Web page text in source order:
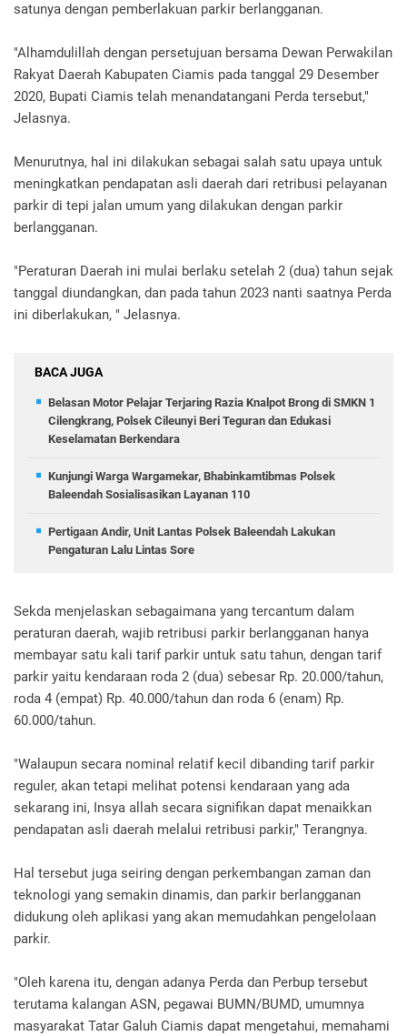
satunya dengan pemberlakuan parkir berlangganan.
"Alhamdulillah dengan persetujuan bersama Dewan Perwakilan
Rakyat Daerah Kabupaten Ciamis pada tanggal 29 Desember
2020, Bupati Ciamis telah menandatangani Perda tersebut,"
Jelasnya.
Menurutnya, hal ini dilakukan sebagai salah satu upaya untuk
meningkatkan pendapatan asli daerah dari retribusi pelayanan
parkir di tepi jalan umum yang dilakukan dengan parkir
berlangganan.
"Peraturan Daerah ini mulai berlaku setelah 2 (dua) tahun sejak
tanggal diundangkan, dan pada tahun 2023 nanti saatnya Perda
ini diberlakukan, " Jelasnya.
BACA JUGA
Belasan Motor Pelajar Terjaring Razia Knalpot Brong di SMKN 1
Cilengkrang, Polsek Cileunyi Beri Teguran dan Edukasi
Keselamatan Berkendara
Kunjungi Warga Wargamekar, Bhabinkamtibmas Polsek
Baleendah Sosialisasikan Layanan 110
Pertigaan Andir, Unit Lantas Polsek Baleendah Lakukan
Pengaturan Lalu Lintas Sore
Sekda menjelaskan sebagaimana yang tercantum dalam
peraturan daerah, wajib retribusi parkir berlangganan hanya
membayar satu kali tarif parkir untuk satu tahun, dengan tarif
parkir yaitu kendaraan roda 2 (dua) sebesar Rp. 20.000/tahun,
roda 4 (empat) Rp. 40.000/tahun dan roda 6 (enam) Rp.
60.000/tahun.
"Walaupun secara nominal relatif kecil dibanding tarif parkir
reguler, akan tetapi melihat potensi kendaraan yang ada
sekarang ini, Insya allah secara signifikan dapat menaikkan
pendapatan asli daerah melalui retribusi parkir," Terangnya.
Hal tersebut juga seiring dengan perkembangan zaman dan
teknologi yang semakin dinamis, dan parkir berlangganan
didukung oleh aplikasi yang akan memudahkan pengelolaan
parkir.
"Oleh karena itu, dengan adanya Perda dan Perbup tersebut
terutama kalangan ASN, pegawai BUMN/BUMD, umumnya
masyarakat Tatar Galuh Ciamis dapat mengetahui, memahami